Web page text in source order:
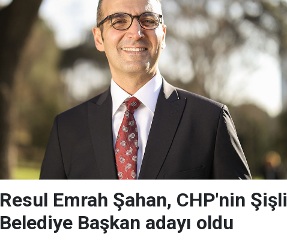
Resul Emrah Şahan, CHP'nin Şişli
Belediye Başkan adayı oldu